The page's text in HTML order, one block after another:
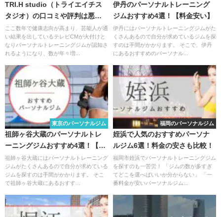
TRI.H studio（トライエイチス
タジオ）の口コミや評判は悪く
ない？料金やトレーニング内容
まとめ
ここ数年で健康志向が高まり、芸能人が通
い結果を出しているテレビCMが火付けと
なりパーソナルトレーニングジムが認知さ
れるようになり、数が年々増...
伊丹のパーソナルトレーニング
ジムおすすめ4選！【料金安い】
伊丹にはパーソナルトレーニングジムがた
くさんあるので自分が求めているジムを探
すのは手間がかかります。 そこで、伊丹
にあるおすすめのパーソナル...
東京のパーソナルジム
祖師ヶ谷大蔵のパーソナルトレ
ーニングジムおすすめ4選！【料
金安い】
祖師ヶ谷大蔵にはパーソナルトレーニング
ジムがたくさんあるので自分が求めている
ジムを探すのは手間がかかります。 そこ
で祖師ヶ谷大蔵にあるおすす...
福岡のパーソナルジム
姪浜で人気のおすすめパーソナ
ルジム6選！料金の安さも比較！
福岡市姪浜でパーソナルトレーニングジム
を探すのも一苦労！ 「ジムの数が多すぎ
てどこを選べばいいか分からない」 「一
番料金が安いパーソナルジム...